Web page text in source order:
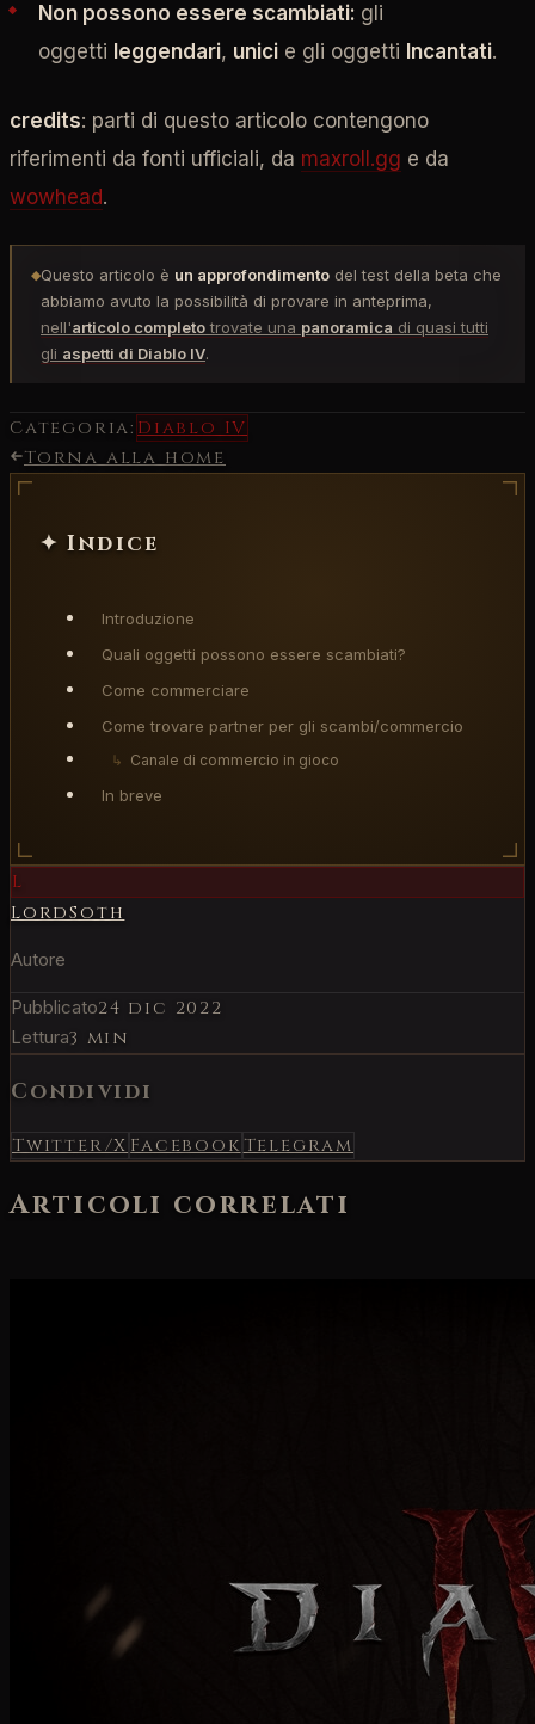
Non possono essere scambiati: gli
oggetti leggendari, unicie gli oggetti Incantati.
credits: parti di questo articolo contengono
riferimenti da fonti ufficiali, da maxroll.gg e da
wowhead.
◆Questo articolo è un approfondimento del test della beta che
abbiamo avuto la possibilità di provare in anteprima,
nell'articolo completotrovate una panoramica di quasi tutti
gli aspetti di Diablo IV.
Categoria: Diablo IV
Torna alla home
✦ Indice
Introduzione
Quali oggetti possono essere scambiati?
Come commerciare
Come trovare partner per gli scambi/commercio
↳ Canale di commercio in gioco
In breve
L
LordSoth
Autore
Pubblicato24 dic 2022
Lettura3 min
Condividi
Twitter/X Facebook Telegram
Articoli correlati